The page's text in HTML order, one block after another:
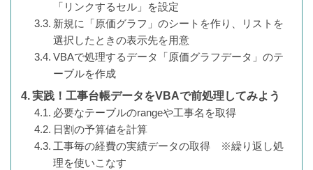
「リンクするセル」を設定
新規に「原価グラフ」のシートを作り、リストを
選択したときの表示先を用意
VBAで処理するデータ「原価グラフデータ」のテ
ーブルを作成
実践！工事台帳データをVBAで前処理してみよう
必要なテーブルのrangeや工事名を取得
日割の予算値を計算
工事毎の経費の実績データの取得 ※繰り返し処
理を使いこなす